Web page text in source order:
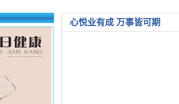
心悦业有成 万事皆可期